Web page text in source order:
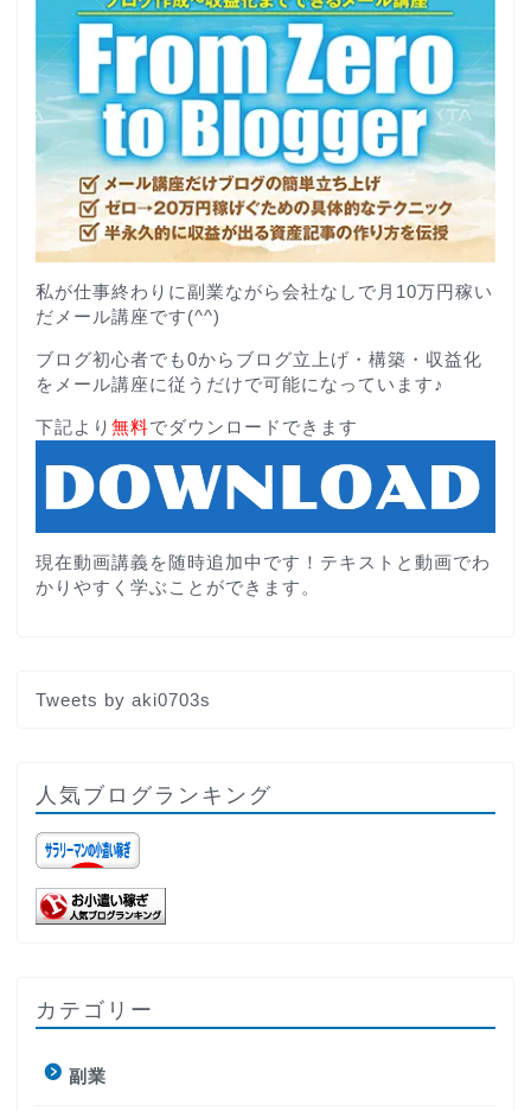
私が仕事終わりに副業ながら会社なしで月10万円稼い
だメール講座です(^^)
ブログ初心者でも0からブログ立上げ・構築・収益化
をメール講座に従うだけで可能になっています♪
下記より 無料でダウンロードできます
現在動画講義を随時追加中です！テキストと動画でわ
かりやすく学ぶことができます。
Tweets by aki0703s
人気ブログランキング
カテゴリー
副業